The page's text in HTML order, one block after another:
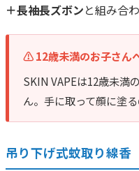
＋長袖長ズボンと組み合
⚠️ 12歳未満のお子さん
SKIN VAPEは12歳未満
ん。手に取って顔に塗
吊り下げ式蚊取り線香